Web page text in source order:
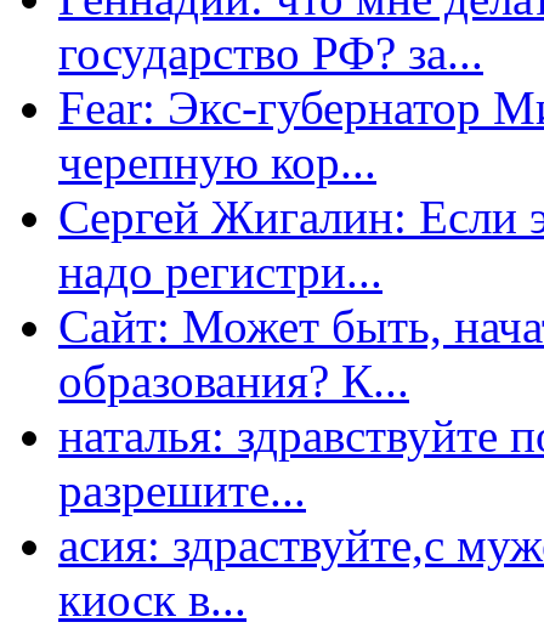
государство РФ? за...
Fear: Экс-губернатор
черепную кор...
Сергей Жигалин: Если
надо регистри...
Сайт: Может быть,
образования? К...
наталья: здравствуйте
разрешите...
асия: здраствуйте,с
киоск в...